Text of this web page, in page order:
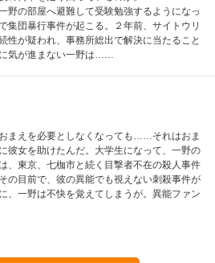
野の部屋へ避難して受験勉強するようになっ
集団暴行事件が起こる。２年前、サイトウリ
性が疑われ、事務所総出で解決に当たること
気が進まない一野は……
まえを必要としなくなっても……それはおま
女を助けたんだ。大学生になって、一野の
、東京、七枷市と続く目撃者不在の殺人事件
の目前で、彼の異能でも視えない刺殺事件が
、一野は不快を覚えてしまうが。異能ファン